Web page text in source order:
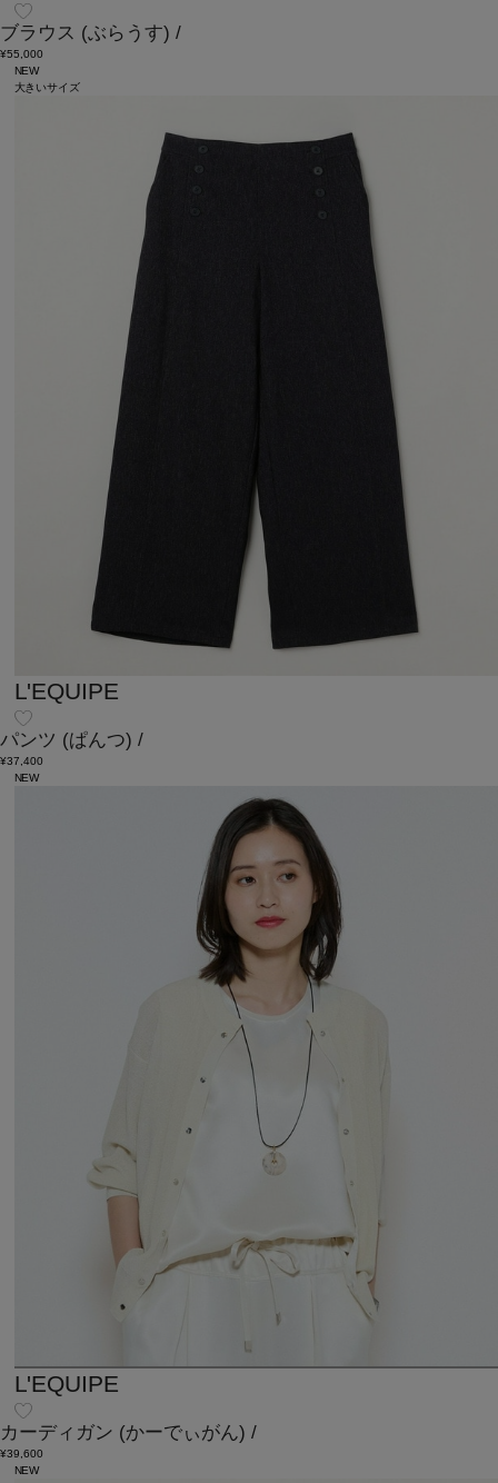
ブラウス (ぶらうす) /
¥55,000
NEW
大きいサイズ
L'EQUIPE
パンツ (ぱんつ) /
¥37,400
NEW
L'EQUIPE
カーディガン (かーでぃがん) /
¥39,600
NEW